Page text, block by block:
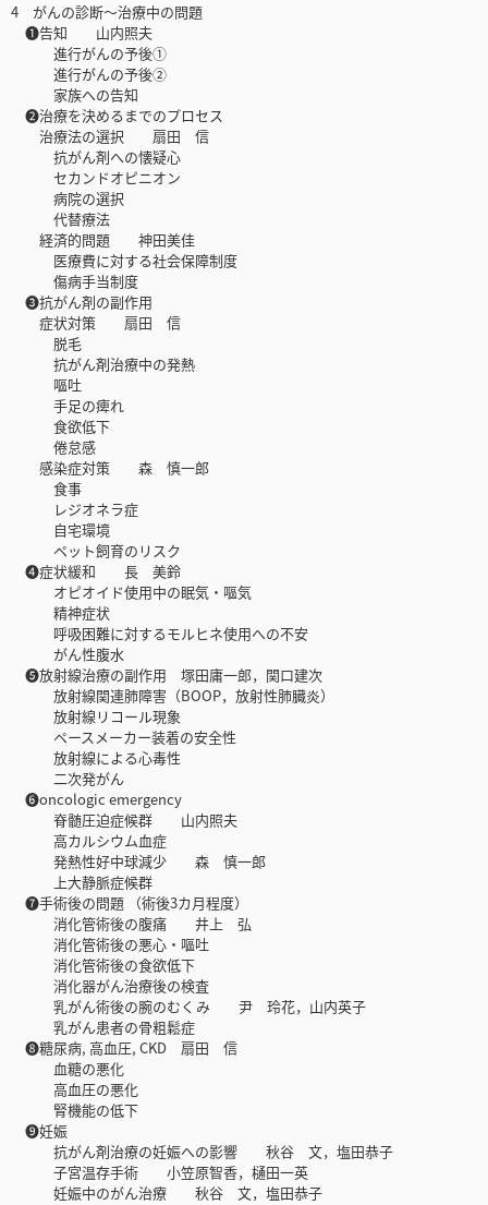
4 がんの診断〜治療中の問題
❶告知 山内照夫
進行がんの予後①
進行がんの予後②
家族への告知
❷治療を決めるまでのプロセス
治療法の選択 扇田 信
抗がん剤への懐疑心
セカンドオピニオン
病院の選択
代替療法
経済的問題 神田美佳
医療費に対する社会保障制度
傷病手当制度
❸抗がん剤の副作用
症状対策 扇田 信
脱毛
抗がん剤治療中の発熱
嘔吐
手足の痺れ
食欲低下
倦怠感
感染症対策 森 慎一郎
食事
レジオネラ症
自宅環境
ペット飼育のリスク
❹症状緩和 長 美鈴
オピオイド使用中の眠気・嘔気
精神症状
呼吸困難に対するモルヒネ使用への不安
がん性腹水
❺放射線治療の副作用 塚田庸一郎，関口建次
放射線関連肺障害（BOOP，放射性肺臓炎）
放射線リコール現象
ペースメーカー装着の安全性
放射線による心毒性
二次発がん
❻oncologic emergency
脊髄圧迫症候群 山内照夫
高カルシウム血症
発熱性好中球減少 森 慎一郎
上大静脈症候群
❼手術後の問題 （術後3カ月程度）
消化管術後の腹痛 井上 弘
消化管術後の悪心・嘔吐
消化管術後の食欲低下
消化器がん治療後の検査
乳がん術後の腕のむくみ 尹 玲花，山内英子
乳がん患者の骨粗鬆症
❽糖尿病, 高血圧, CKD 扇田 信
血糖の悪化
高血圧の悪化
腎機能の低下
❾妊娠
抗がん剤治療の妊娠への影響 秋谷 文，塩田恭子
子宮温存手術 小笠原智香，樋田一英
妊娠中のがん治療 秋谷 文，塩田恭子